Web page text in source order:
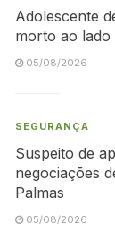
Adolescente
morto ao lado
05/08/2026
SEGURANÇA
Suspeito de
negociações
Palmas
05/08/2026